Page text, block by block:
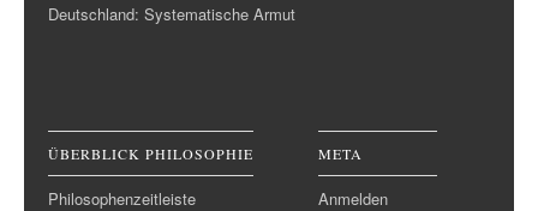
Deutschland: Systematische Armut
ÜBERBLICK PHILOSOPHIE
Philosophenzeitleiste
META
Anmelden